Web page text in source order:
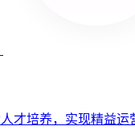
才培养，实现精益运